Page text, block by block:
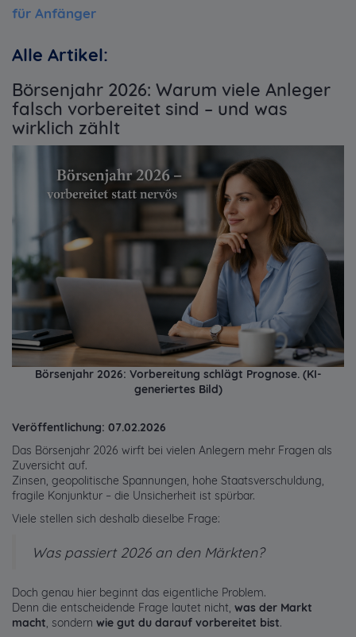
für Anfänger
Alle Artikel:
Börsenjahr 2026: Warum viele Anleger
falsch vorbereitet sind – und was
wirklich zählt
Börsenjahr 2026: Vorbereitung schlägt Prognose. (KI-
generiertes Bild)
Veröffentlichung: 07.02.2026
Das Börsenjahr 2026 wirft bei vielen Anlegern mehr Fragen als
Zuversicht auf.
Zinsen, geopolitische Spannungen, hohe Staatsverschuldung,
fragile Konjunktur – die Unsicherheit ist spürbar.
Viele stellen sich deshalb dieselbe Frage:
Was passiert 2026 an den Märkten?
Doch genau hier beginnt das eigentliche Problem.
Denn die entscheidende Frage lautet nicht, was der Markt
macht, sondern wie gut du darauf vorbereitet bist.